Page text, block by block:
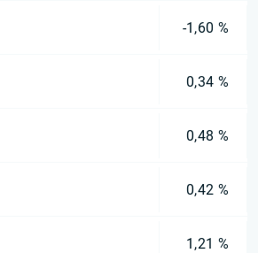
-1,60 %
0,34 %
0,48 %
0,42 %
1,21 %